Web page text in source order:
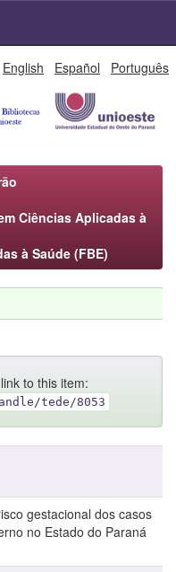
English Español Português
Ciências Aplicadas à
à Saúde (FBE)
to this item:
tede/8053
gestacional dos casos
no Estado do Paraná